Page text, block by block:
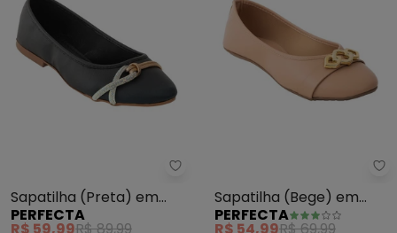
Perfecta - Sapatilha (Preta)
Sapatilha (Preta) em
Sintético
PERFECTA
Sapatilha (Bege) em
Sintético
PERFECTA